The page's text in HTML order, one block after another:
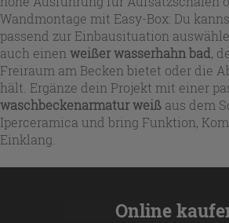
Wandmontage mit Easy-Box: Du
passend zur Einbausituation
auch einen weißer wasserhahn bad,
Freiraum am Becken bietet oder die
hält. Ergänze dein Projekt mit einer
waschbeckenarmatur weiß aus dem
Iperceramica und bring Funktion,
Einklang.
Online